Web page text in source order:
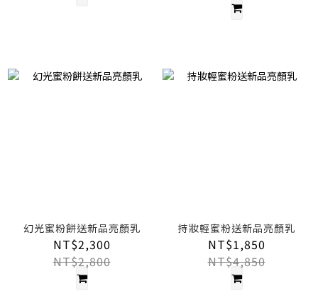
幻光蜜粉餅送新品亮顏乳
NT$2,300
NT$2,800
持妝輕蜜粉送新品亮顏乳
NT$1,850
NT$4,850